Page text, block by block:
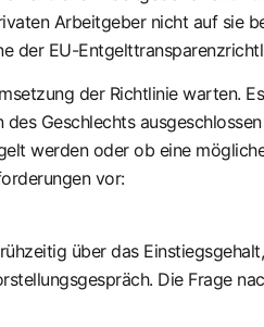
Arbeitgeber nicht auf sie
der EU-
der Richtlinie warten.
Geschlechts
werden oder ob eine
vor:
über das
Die Frage